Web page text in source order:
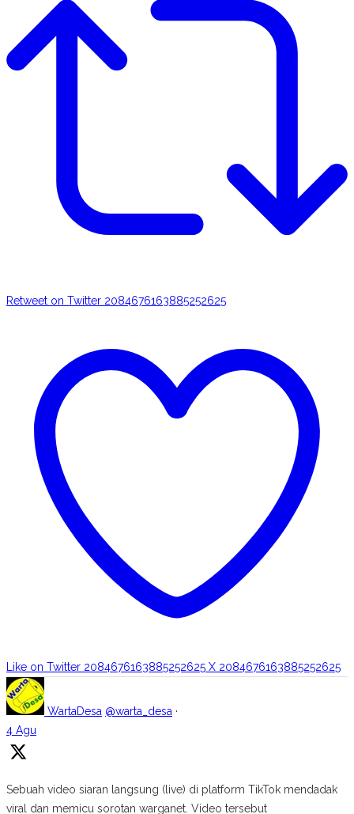
Retweet on Twitter 2084676163885252625
Like on Twitter 2084676163885252625 X 2084676163885252625
WartaDesa @warta_desa ·
4 Agu
Sebuah video siaran langsung (live) di platform TikTok mendadak
viral dan memicu sorotan warganet. Video tersebut